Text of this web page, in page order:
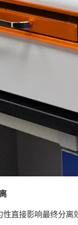
直接影响最终分离